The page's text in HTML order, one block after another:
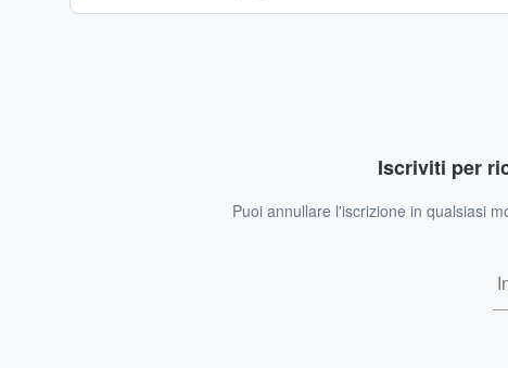
Iscriviti per
Puoi annullare l'iscrizione in qualsiasi